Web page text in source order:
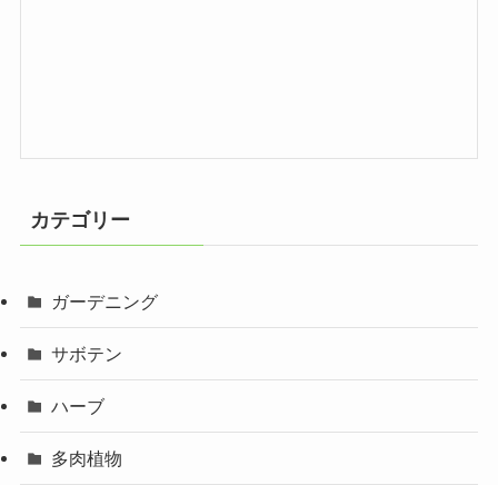
カテゴリー
ガーデニング
サボテン
ハーブ
多肉植物